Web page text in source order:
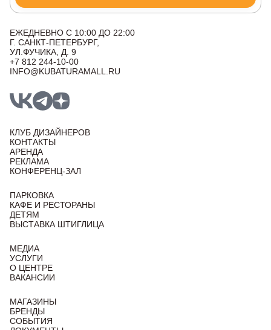
ЕЖЕДНЕВНО С 10:00 ДО 22:00
Г. САНКТ-ПЕТЕРБУРГ,
УЛ.ФУЧИКА, Д. 9
+7 812 244-10-00
INFO@KUBATURAMALL.RU
КЛУБ ДИЗАЙНЕРОВ
КОНТАКТЫ
АРЕНДА
РЕКЛАМА
КОНФЕРЕНЦ-ЗАЛ
ПАРКОВКА
КАФЕ И РЕСТОРАНЫ
ДЕТЯМ
ВЫСТАВКА ШТИГЛИЦА
МЕДИА
УСЛУГИ
О ЦЕНТРЕ
ВАКАНСИИ
МАГАЗИНЫ
БРЕНДЫ
СОБЫТИЯ